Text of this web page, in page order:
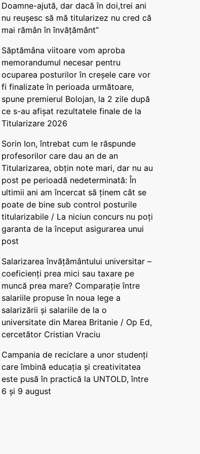
Doamne-ajută, dar dacă în doi,trei ani
nu reușesc să mă titularizez nu cred că
mai rămân în învățământ”
Săptămâna viitoare vom aproba
memorandumul necesar pentru
ocuparea posturilor în creșele care vor
fi finalizate în perioada următoare,
spune premierul Bolojan, la 2 zile după
ce s-au afișat rezultatele finale de la
Titularizare 2026
Sorin Ion, întrebat cum le răspunde
profesorilor care dau an de an
Titularizarea, obțin note mari, dar nu au
post pe perioadă nedeterminată: În
ultimii ani am încercat să ținem cât se
poate de bine sub control posturile
titularizabile / La niciun concurs nu poți
garanta de la început asigurarea unui
post
Salarizarea învățământului universitar –
coeficienți prea mici sau taxare pe
muncă prea mare? Comparație între
salariile propuse în noua lege a
salarizării și salariile de la o
universitate din Marea Britanie / Op Ed,
cercetător Cristian Vraciu
Campania de reciclare a unor studenți
care îmbină educația și creativitatea
este pusă în practică la UNTOLD, între
6 și 9 august